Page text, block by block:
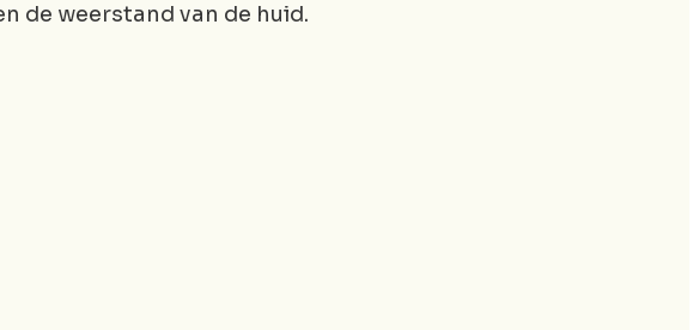
de weerstand van de huid.